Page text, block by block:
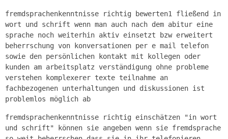
fremdsprachenkenntnisse richtig bewerten1 fließend in
wort und schrift wenn man auch nach dem abitur eine
sprache noch weiterhin aktiv einsetzt bzw erweitert
beherrschung von konversationen per e mail telefon
sowie den persönlichen kontakt mit kollegen oder
kunden am arbeitsplatz verständigung ohne probleme
verstehen komplexerer texte teilnahme an
fachbezogenen unterhaltungen und diskussionen ist
problemlos möglich ab
fremdsprachenkenntnisse richtig einschätzen "in wort
und schrift" können sie angeben wenn sie fremdsprache